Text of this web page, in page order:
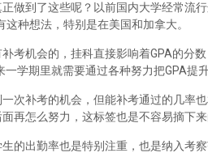
做到了这些呢？以前国内大学经常流
种想法，特别是在美国和加拿大。
考机会的，挂科直接影响着GPA的分
学期里就需要通过各种努力把GPA提
次补考的机会，但能补考通过的几率
再怎么努力，这标签也是不容易摘下来
的出勤率也是特别注重，也是纳入考